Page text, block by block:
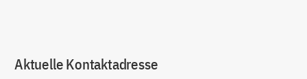
Aktuelle Kontaktadresse